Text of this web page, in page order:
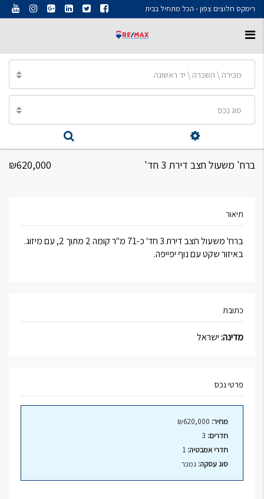
רימקס חלוצים צפון - הכל מתחיל בבית
מכירה \ השכרה \ יד ראשונה
סוג נכס
ברח' משעול חצב דירת 3 חד' ₪620,000
תיאור
ברח' משעול חצב דירת 3 חד' כ-71 מ"ר קומה 2 מתוך 2, עם מיזוג.
באיזור שקט עם נוף יפייפה.
כתובת
מדינה:ישראל
פרטי נכס
מחיר:
חדרים:
חדרי אמבטיה:
סוג עסקה: נמכר